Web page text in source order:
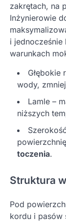
zakrętach, na
Inżynierowie
i
warunkach
Głębokie
wody,
Lamle –
niższych
toczenia.
Struktura
Pod
kordu i pasów